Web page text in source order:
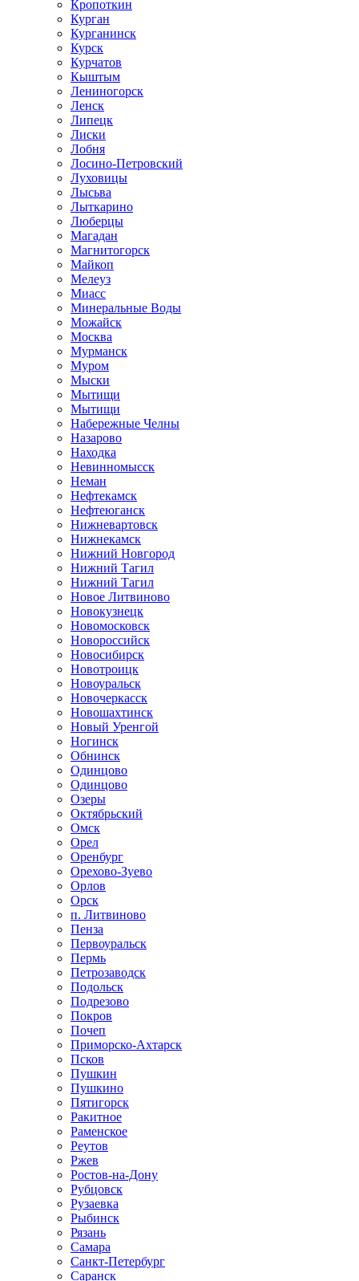
Кропоткин
Курган
Курганинск
Курск
Курчатов
Кыштым
Лениногорск
Ленск
Липецк
Лиски
Лобня
Лосино-Петровский
Луховицы
Лысьва
Лыткарино
Люберцы
Магадан
Магнитогорск
Майкоп
Мелеуз
Миасс
Минеральные Воды
Можайск
Москва
Мурманск
Муром
Мыски
Мытищи
Мытищи
Набережные Челны
Назарово
Находка
Невинномысск
Неман
Нефтекамск
Нефтеюганск
Нижневартовск
Нижнекамск
Нижний Новгород
Нижний Тагил
Нижний Тагил
Новое Литвиново
Новокузнецк
Новомосковск
Новороссийск
Новосибирск
Новотроицк
Новоуральск
Новочеркасск
Новошахтинск
Новый Уренгой
Ногинск
Обнинск
Одинцово
Одинцово
Озеры
Октябрьский
Омск
Орел
Оренбург
Орехово-Зуево
Орлов
Орск
п. Литвиново
Пенза
Первоуральск
Пермь
Петрозаводск
Подольск
Подрезово
Покров
Почеп
Приморско-Ахтарск
Псков
Пушкин
Пушкино
Пятигорск
Ракитное
Раменское
Реутов
Ржев
Ростов-на-Дону
Рубцовск
Рузаевка
Рыбинск
Рязань
Самара
Санкт-Петербург
Саранск